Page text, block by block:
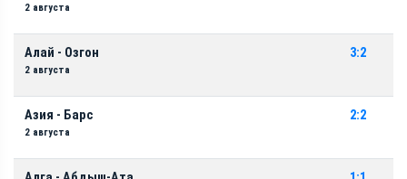
2 августа
Алай - Озгон
2 августа
3:2
Азия - Барс
2 августа
2:2